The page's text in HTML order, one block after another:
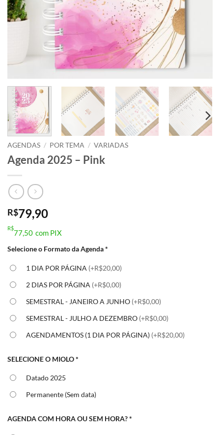
AGENDAS / POR TEMA / VARIADAS
Agenda 2025 – Pink
R$79,90
R$
77,50 com PIX
Selecione o Formato da Agenda*
1 DIA POR PÁGINA (+R$20,00)
2 DIAS POR PÁGINA (+R$0,00)
SEMESTRAL - JANEIRO A JUNHO (+R$0,00)
SEMESTRAL - JULHO A DEZEMBRO (+R$0,00)
AGENDAMENTOS (1 DIA POR PÁGINA) (+R$20,00)
SELECIONE O MIOLO*
Datado 2025
Permanente (Sem data)
AGENDA COM HORA OU SEM HORA?*